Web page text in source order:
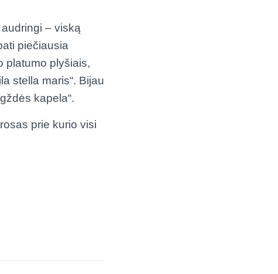
– viską
piečiausia
platumo plyšiais,
stella maris“. Bijau
kapela“.
prie kurio visi